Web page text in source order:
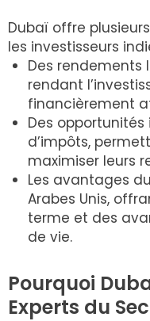
Dubaï offre
les investisseurs
Des rendements
rendant
financièrement
Des
d’impôts,
maximiser leurs
Les avantages
Arabes Unis,
terme et des
de vie.
Pourquoi
Experts du